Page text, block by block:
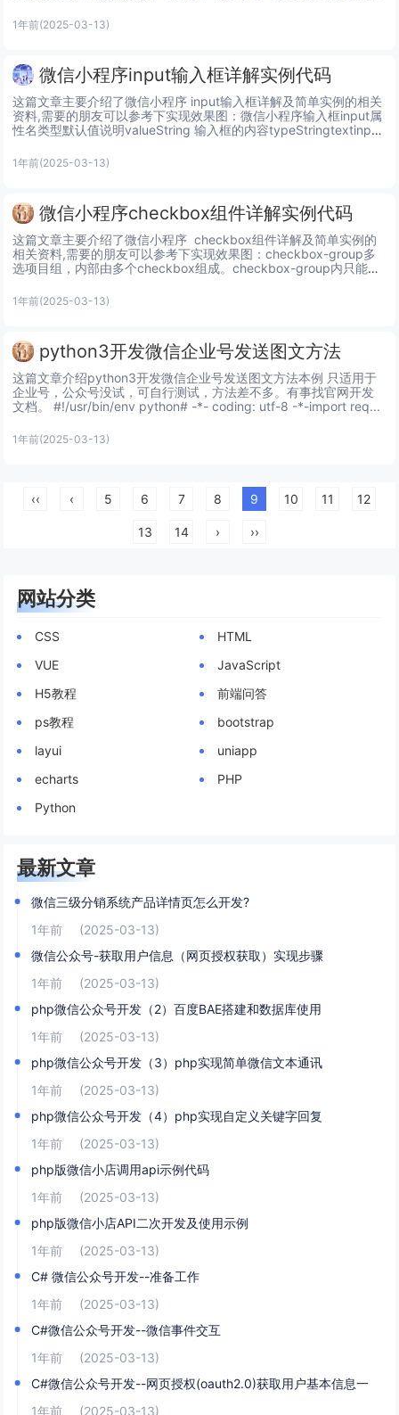
1年前(2025-03-13)
微信小程序input输入框详解实例代码
这篇文章主要介绍了微信小程序 input输入框详解及简单实例的相关
资料,需要的朋友可以参考下实现效果图：微信小程序输入框input属
性名类型默认值说明valueString 输入框的内容typeStringtextinput
1年前(2025-03-13)
微信小程序checkbox组件详解实例代码
这篇文章主要介绍了微信小程序  checkbox组件详解及简单实例的
相关资料,需要的朋友可以参考下实现效果图：checkbox-group多
选项目组，内部由多个checkbox组成。checkbox-group内只能包
1年前(2025-03-13)
python3开发微信企业号发送图文方法
这篇文章介绍python3开发微信企业号发送图文方法本例 只适用于
企业号，公众号没试，可自行测试，方法差不多。有事找官网开发
文档。 #!/usr/bin/env python# -*- coding: utf-8 -*-import req...
1年前(2025-03-13)
‹‹ ‹ 5 6 7 8 9 10 11 12
13 14 › ››
网站分类
CSS
HTML
VUE
JavaScript
H5教程
前端问答
ps教程
bootstrap
layui
uniapp
echarts
PHP
Python
最新文章
微信三级分销系统产品详情页怎么开发?
1年前
(2025-03-13)
微信公众号-获取用户信息（网页授权获取）实现步骤
1年前
(2025-03-13)
php微信公众号开发（2）百度BAE搭建和数据库使用
1年前
(2025-03-13)
php微信公众号开发（3）php实现简单微信文本通讯
1年前
(2025-03-13)
php微信公众号开发（4）php实现自定义关键字回复
1年前
(2025-03-13)
php版微信小店调用api示例代码
1年前
(2025-03-13)
php版微信小店API二次开发及使用示例
1年前
(2025-03-13)
C# 微信公众号开发--准备工作
1年前
(2025-03-13)
C#微信公众号开发--微信事件交互
1年前
(2025-03-13)
C#微信公众号开发--网页授权(oauth2.0)获取用户基本信息一
1年前
(2025-03-13)